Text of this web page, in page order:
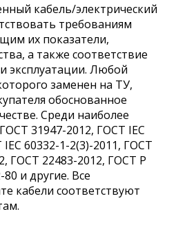
кабель/электрический
требованиям
их показатели,
а также соответствие
эксплуатации. Любой
заменен на ТУ,
обоснованное
Среди наиболее
31947-2012, ГОСТ IEC
60332-1-2(3)-2011, ГОСТ
ГОСТ 22483-2012, ГОСТ Р
и другие. Все
кабели соответствуют